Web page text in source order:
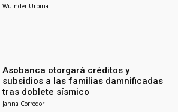
Wuinder Urbina
Asobanca otorgará créditos y
subsidios a las familias damnificadas
tras doblete sísmico
Janna Corredor